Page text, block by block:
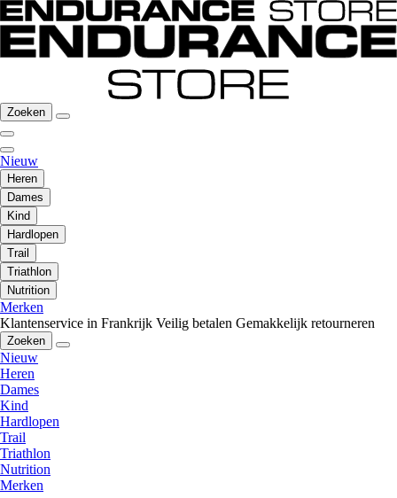
Zoeken
Nieuw
Heren
Dames
Kind
Hardlopen
Trail
Triathlon
Nutrition
Merken
Klantenservice in Frankrijk Veilig betalen Gemakkelijk retourneren
Zoeken
Nieuw
Heren
Dames
Kind
Hardlopen
Trail
Triathlon
Nutrition
Merken